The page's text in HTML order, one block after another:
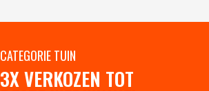
CATEGORIE TUIN
3X VERKOZEN TOT